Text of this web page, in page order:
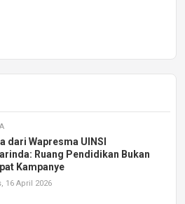
dari Wapresma UINSI
Ruang Pendidikan Bukan
Kampanye
16 April 2026